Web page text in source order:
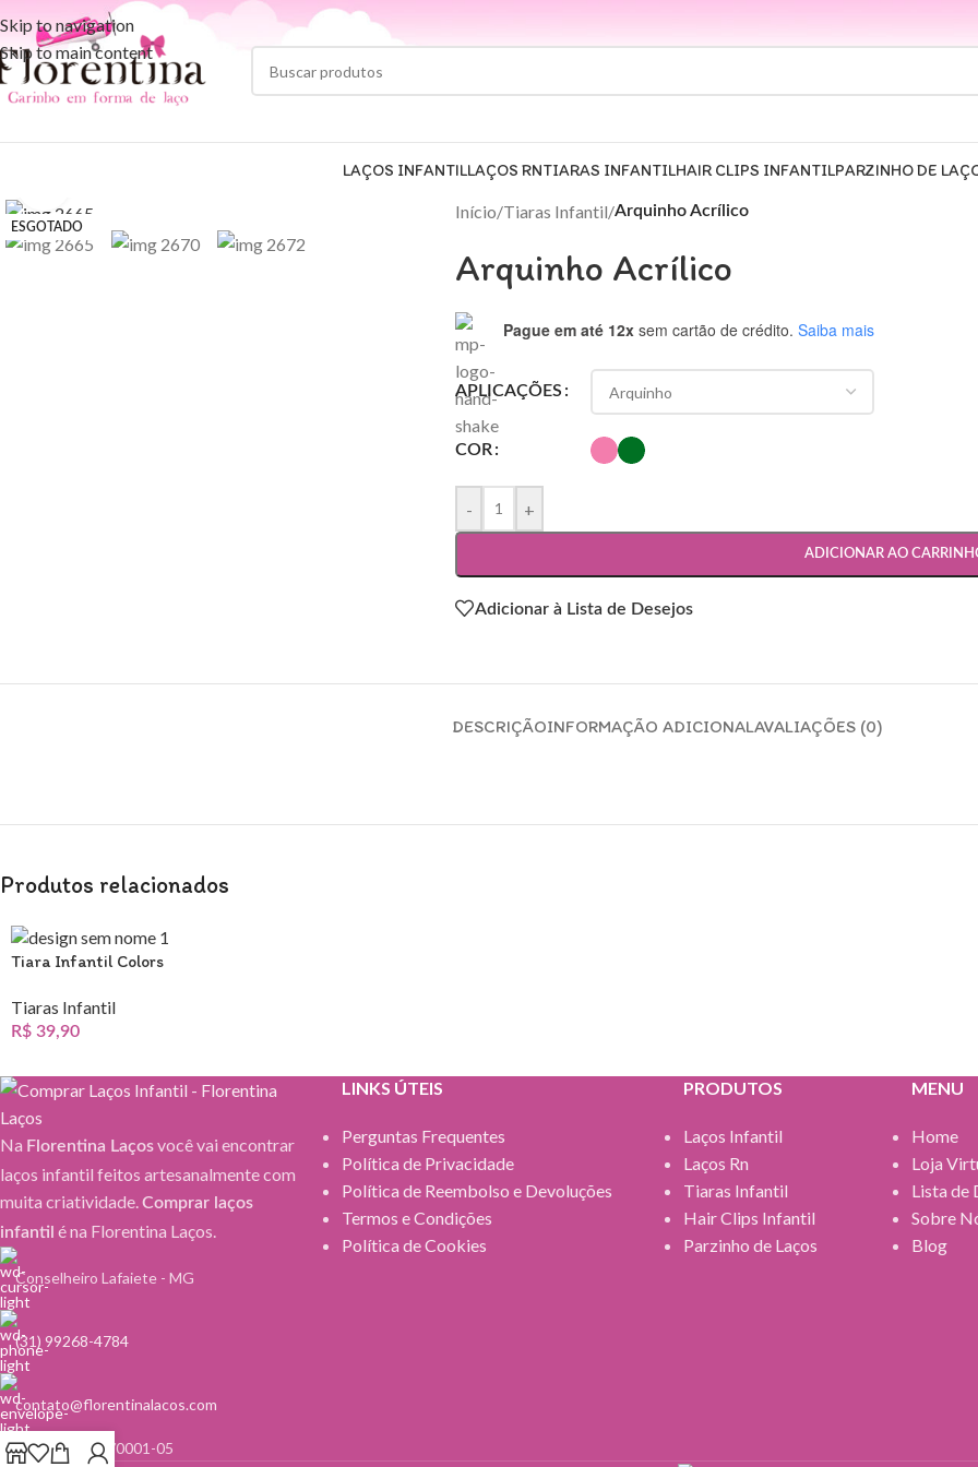
Skip to navigation
Skip to main content
LAÇOS INFANTILLAÇOS RNTIARAS INFANTILHAIR CLIPS INFANTILPARZINHO DE
ESGOTADO
Início/Tiaras Infantil/Arquinho Acrílico
Arquinho Acrílico
Pague em até 12x sem cartão de crédito. Saiba mais
APLICAÇÕES
COR
- +
ADICIONAR AO
Adicionar à Lista de Desejos
DESCRIÇÃOINFORMAÇÃO ADICIONALAVALIAÇÕES (0)
Produtos relacionados
Tiara Infantil Colors
Tiaras Infantil
R$ 39,90
Na Florentina Laçosvocê vai encontrar
laços infantil feitos artesanalmente com
muita criatividade.Comprar laços
infantil é na Florentina Laços.
Conselheiro Lafaiete - MG
(31) 99268-4784
contato@florentinalacos.com
24.759.745/0001-­05
LINKS ÚTEIS
Perguntas Frequentes
Política de Privacidade
Política de Reembolso e Devoluções
Termos e Condições
Política de Cookies
PRODUTOS
Laços Infantil
Laços Rn
Tiaras Infantil
Hair Clips Infantil
Parzinho de Laços
MENU
Home
Loja
Lista de
Sobre
Blog